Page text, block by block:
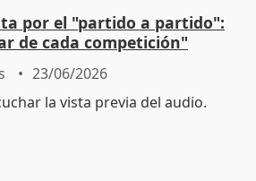
por el "partido a partido":
de cada competición"
23/06/2026